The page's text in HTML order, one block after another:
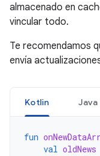
almacenado en
vincular todo.
Te recomendamos
envía
Kotlin Java
fun
val oldNews